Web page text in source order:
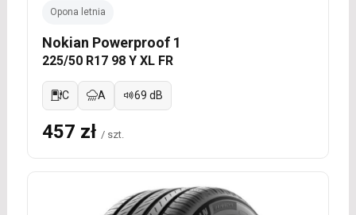
Opona letnia
Nokian Powerproof 1
225/50 R17 98 Y XL FR
C A 69 dB
457 zł / szt.